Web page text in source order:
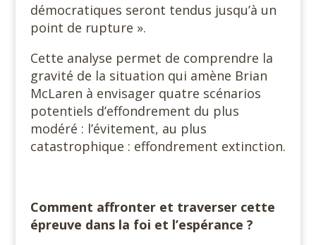
démocratiques seront tendus jusqu’à un
point de rupture ».
Cette analyse permet de comprendre la
gravité de la situation qui amène Brian
McLaren à envisager quatre scénarios
potentiels d’effondrement du plus
modéré : l’évitement, au plus
catastrophique : effondrement extinction.
Comment affronter et traverser cette
épreuve dans la foi et l’espérance ?